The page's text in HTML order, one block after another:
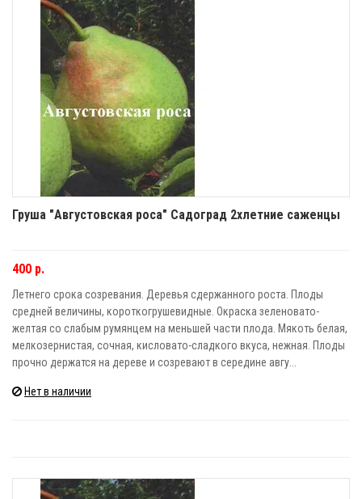
Груша "Августовская роса" Садоград 2хлетние саженцы
400 р.
Летнего срока созревания. Деревья сдержанного роста. Плоды
средней величины, короткогрушевидные. Окраска зеленовато-
желтая со слабым румянцем на меньшей части плода. Мякоть белая,
мелкозернистая, сочная, кисловато-сладкого вкуса, нежная. Плоды
прочно держатся на дереве и созревают в середине авгу...
Нет в наличии